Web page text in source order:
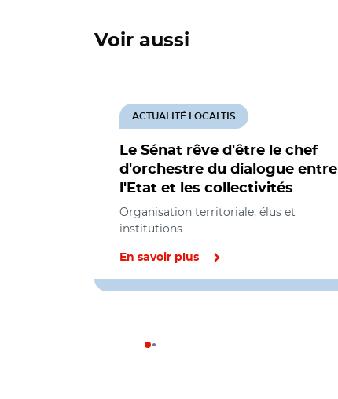
Voir aussi
Le Sénat rêve d'être le chef
d'orchestre du dialogue entre
l'Etat et les collectivités
ACTUALITÉ LOCALTIS
Organisation territoriale, élus et
institutions
En savoir plus